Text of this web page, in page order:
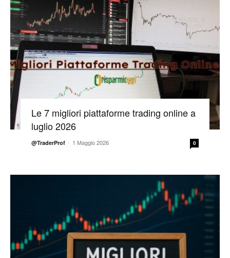
Le 7 migliori piattaforme trading online a
luglio 2026
@TraderProf - 1 Maggio 2026 0